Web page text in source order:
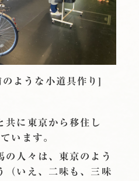
ような小道具作り]
共に東京から移住し
います。
の人々は、東京のよう
（いえ、二味も、三味